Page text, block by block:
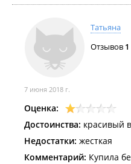
Татьяна
Отзывов 1
7 июня 2018 г.
Оценка:
Достоинства: красивый
Недостатки: жесткая
Комментарий: Купила